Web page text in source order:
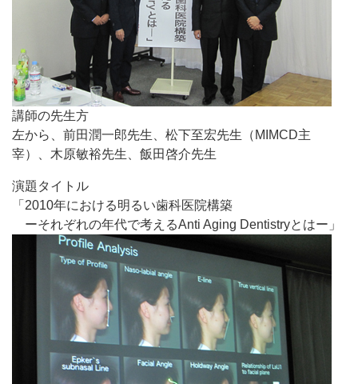
講師の先生方
左から、前田潤一郎先生、松下至宏先生（MIMCD主
宰）、木原敏裕先生、飯田啓介先生
演題タイトル
「2010年における明るい歯科医院構築
ーそれぞれの年代で考えるAnti Aging Dentistryとはー」